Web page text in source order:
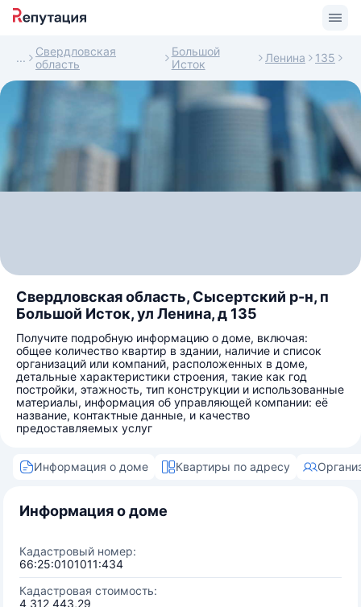
Свердловская
область
Большой
Исток
Ленина 135
Свердловская область, Сысертский р-н, п
Большой Исток, ул Ленина, д 135
Получите подробную информацию о доме, включая:
общее количество квартир в здании, наличие и список
организаций или компаний, расположенных в доме,
детальные характеристики строения, такие как год
постройки, этажность, тип конструкции и использованные
материалы, информация об управляющей компании: её
название, контактные данные, и качество
предоставляемых услуг
Информация о доме Квартиры по адресу
Информация о доме
Кадастровый номер:
66:25:0101011:434
Кадастровая стоимость:
4 312 443,29